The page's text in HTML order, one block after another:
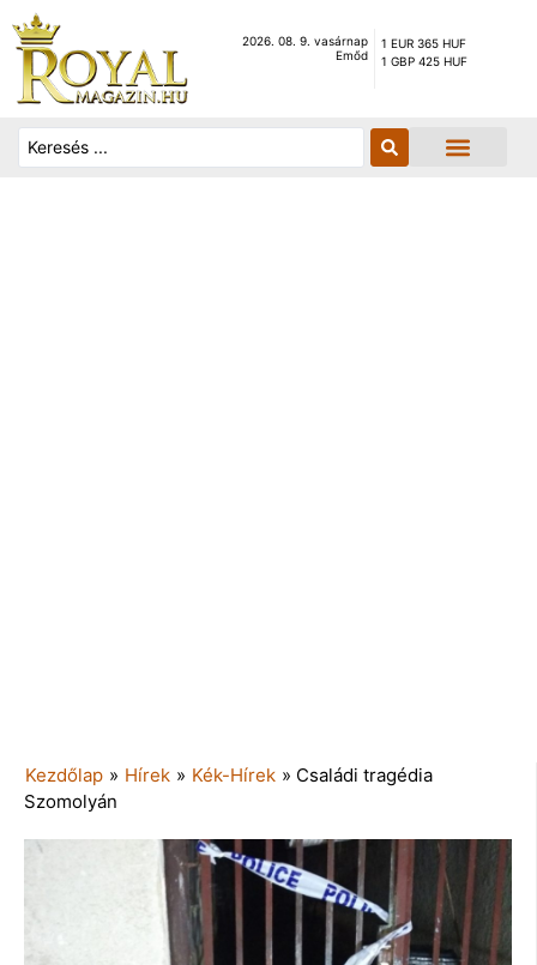
2026. 08. 9. vasárnap
Emőd
1 EUR 365 HUF
1 GBP 425 HUF
Kezdőlap » Hírek » Kék-Hírek » Családi tragédia
Szomolyán